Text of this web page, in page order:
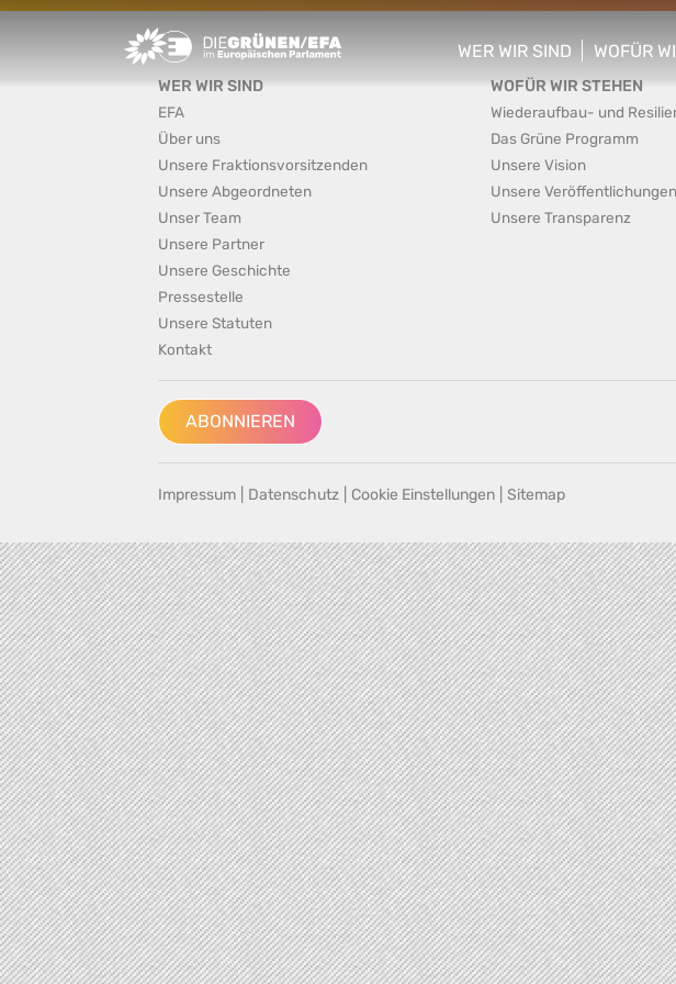
Greens/EFA Home
WER WIR SIND
show/hide sub menu
WOFÜR
show/
WER WIR SIND
EFA
Über uns
Unsere Fraktionsvorsitzenden
Unsere Abgeordneten
Unser Team
Unsere Partner
Unsere Geschichte
Pressestelle
Unsere Statuten
Kontakt
WOFÜR WIR STEHEN
Wiederaufbau- und
Das Grüne Programm
Unsere Vision
Unsere Veröffentlichungen
Unsere Transparenz
ABONNIEREN
Impressum Datenschutz Cookie Einstellungen Sitemap